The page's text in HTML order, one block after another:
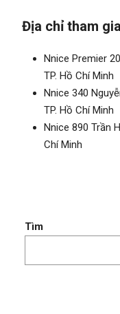
Địa chỉ tham
Nnice Premier
TP. Hồ Chí Minh
Nnice 340
TP. Hồ Chí Minh
Nnice 890 Trần
Chí Minh
Tìm